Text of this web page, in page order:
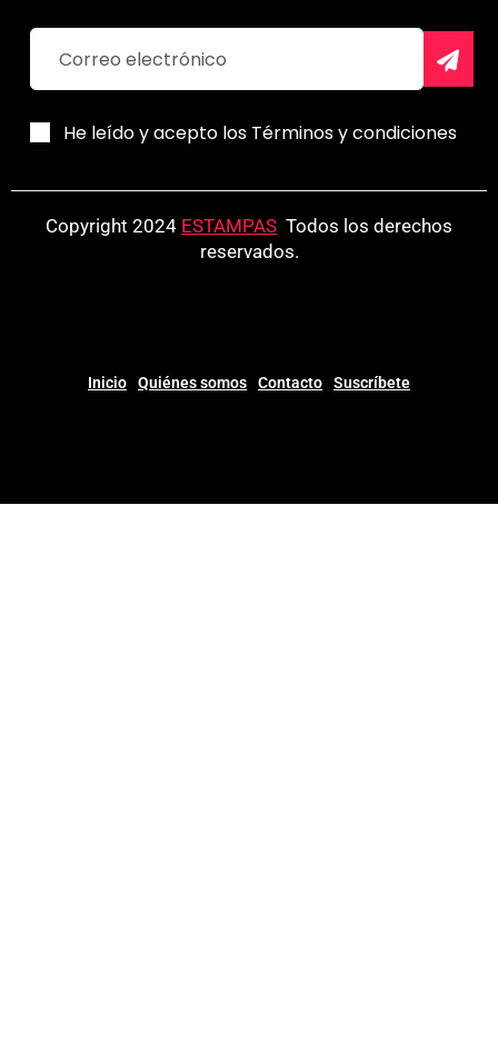
He leído y acepto los Términos y condiciones
Copyright 2024 ESTAMPAS Todos los derechos
reservados.
Inicio Quiénes somos Contacto Suscríbete